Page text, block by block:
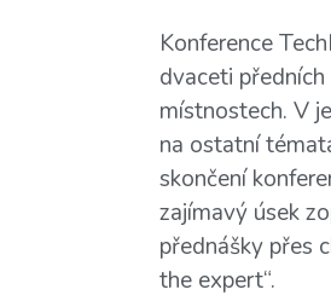
Konference
dvaceti
místnostech. V
na ostatní
skončení
zajímavý úsek
přednášky přes
the expert“.